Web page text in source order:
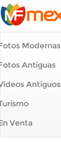
Modernas
Antiguas
Antiguos
Venta